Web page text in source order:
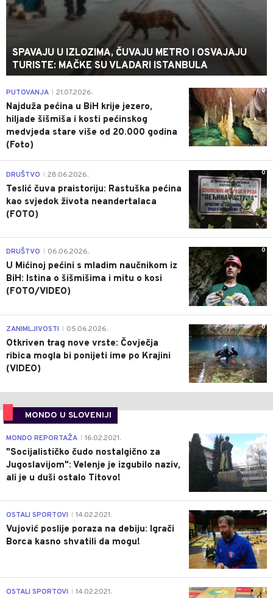
SPAVAJU U IZLOZIMA, ČUVAJU METRO I OSVAJAJU
TURISTE: MAČKE SU VLADARI ISTANBULA
0
PUTOVANJA 21.07.2026.
Najduža pećina u BiH krije jezero,
hiljade šišmiša i kosti pećinskog
medvjeda stare više od 20.000 godina
(Foto)
0
DRUŠTVO 28.06.2026.
Teslić čuva praistoriju: Rastuška pećina
kao svjedok života neandertalaca
(FOTO)
0
DRUŠTVO 06.06.2026.
U Mićinoj pećini s mladim naučnikom iz
BiH: Istina o šišmišima i mitu o kosi
(FOTO/VIDEO)
0
ZANIMLJIVOSTI 05.06.2026.
Otkriven trag nove vrste: Čovječja
ribica mogla bi ponijeti ime po Krajini
(VIDEO)
MONDO U SLOVENIJI
4
MONDO REPORTAŽA 16.02.2021.
"Socijalističko čudo nostalgično za
Jugoslavijom": Velenje je izgubilo naziv,
ali je u duši ostalo Titovo!
1
OSTALI SPORTOVI 14.02.2021.
Vujović poslije poraza na debiju: Igrači
Borca kasno shvatili da mogu!
3
OSTALI SPORTOVI 14.02.2021.